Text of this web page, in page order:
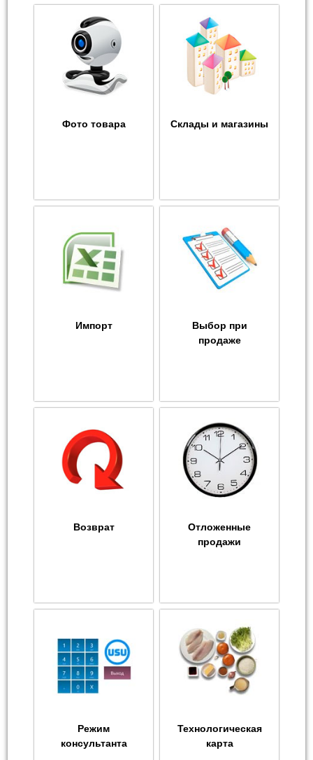
Фото товара Склады и магазины
Импорт
Выбор при
продаже
Возврат
Отложенные
продажи
Режим
консультанта
Технологическая
карта